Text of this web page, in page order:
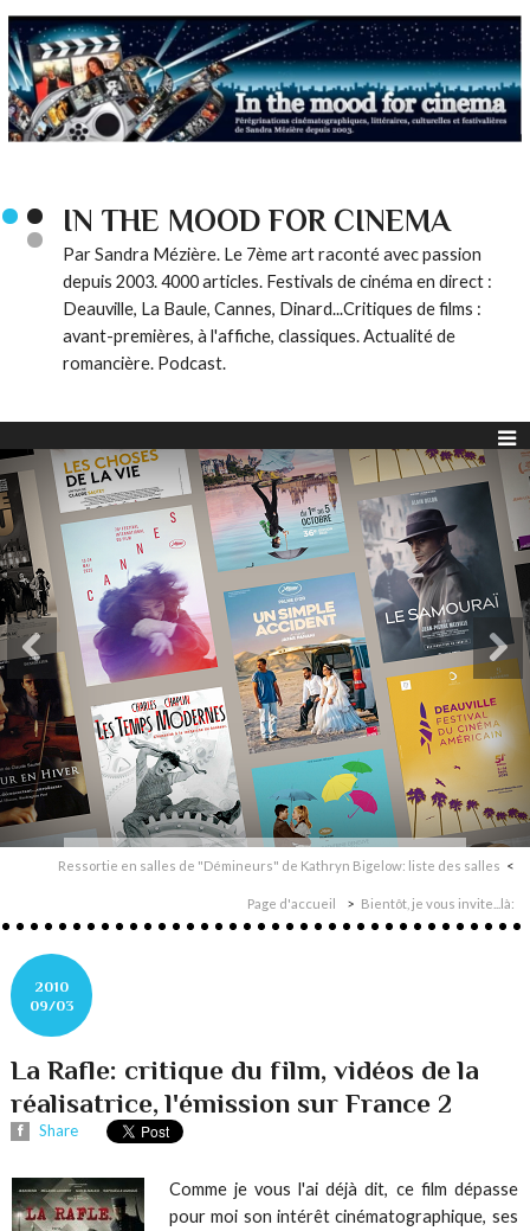
IN THE MOOD FOR CINEMA
Par Sandra Mézière. Le 7ème art raconté avec passion
depuis 2003. 4000 articles. Festivals de cinéma en direct :
Deauville, La Baule, Cannes, Dinard...Critiques de films :
avant-premières, à l'affiche, classiques. Actualité de
romancière. Podcast.
Ressortie en salles de "Démineurs" de Kathryn Bigelow: liste des salles
Page d'accueil Bientôt, je vous invite...là:
2010
09/03
La Rafle: critique du film, vidéos de la
réalisatrice, l'émission sur France 2
Share
Comme je vous l'ai déjà dit, ce film dépasse
pour moi son intérêt cinématographique, ses